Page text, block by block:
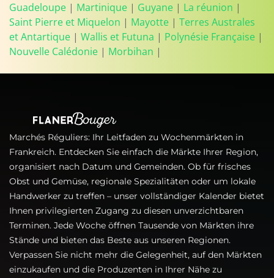
Guadeloupe | Martinique | Guyane | La réunion |
Saint Pierre et Miquelon | Mayotte | Terres Australes
et Antartique | Wallis et Futuna | Polynésie Française |
Nouvelle Calédonie | Morbihan |
Marchés Réguliers: Ihr Leitfaden zu Wochenmärkten in
Frankreich. Entdecken Sie einfach die Märkte Ihrer Region,
organisiert nach Datum und Gemeinden. Ob für frisches
Obst und Gemüse, regionale Spezialitäten oder um lokale
Handwerker zu treffen – unser vollständiger Kalender bietet
Ihnen privilegierten Zugang zu diesen unverzichtbaren
Terminen. Jede Woche öffnen Tausende von Märkten ihre
Stände und bieten das Beste aus unseren Regionen.
Verpassen Sie nicht mehr die Gelegenheit, auf den Märkten
einzukaufen und die Produzenten in Ihrer Nähe zu